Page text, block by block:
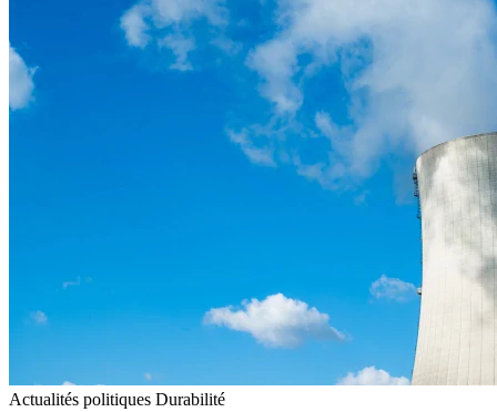
Actualités politiques Durabilité